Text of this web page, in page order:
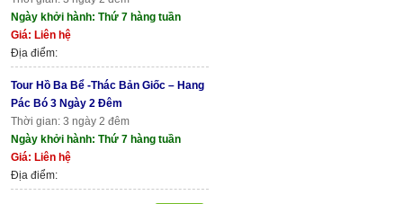
Ngày khởi hành: Thứ 7 hàng tuần
Giá: Liên hệ
Địa điểm:
Tour Hồ Ba Bể -Thác Bản Giốc – Hang
Pác Bó 3 Ngày 2 Đêm
Thời gian: 3 ngày 2 đêm
Ngày khởi hành: Thứ 7 hàng tuần
Giá: Liên hệ
Địa điểm: